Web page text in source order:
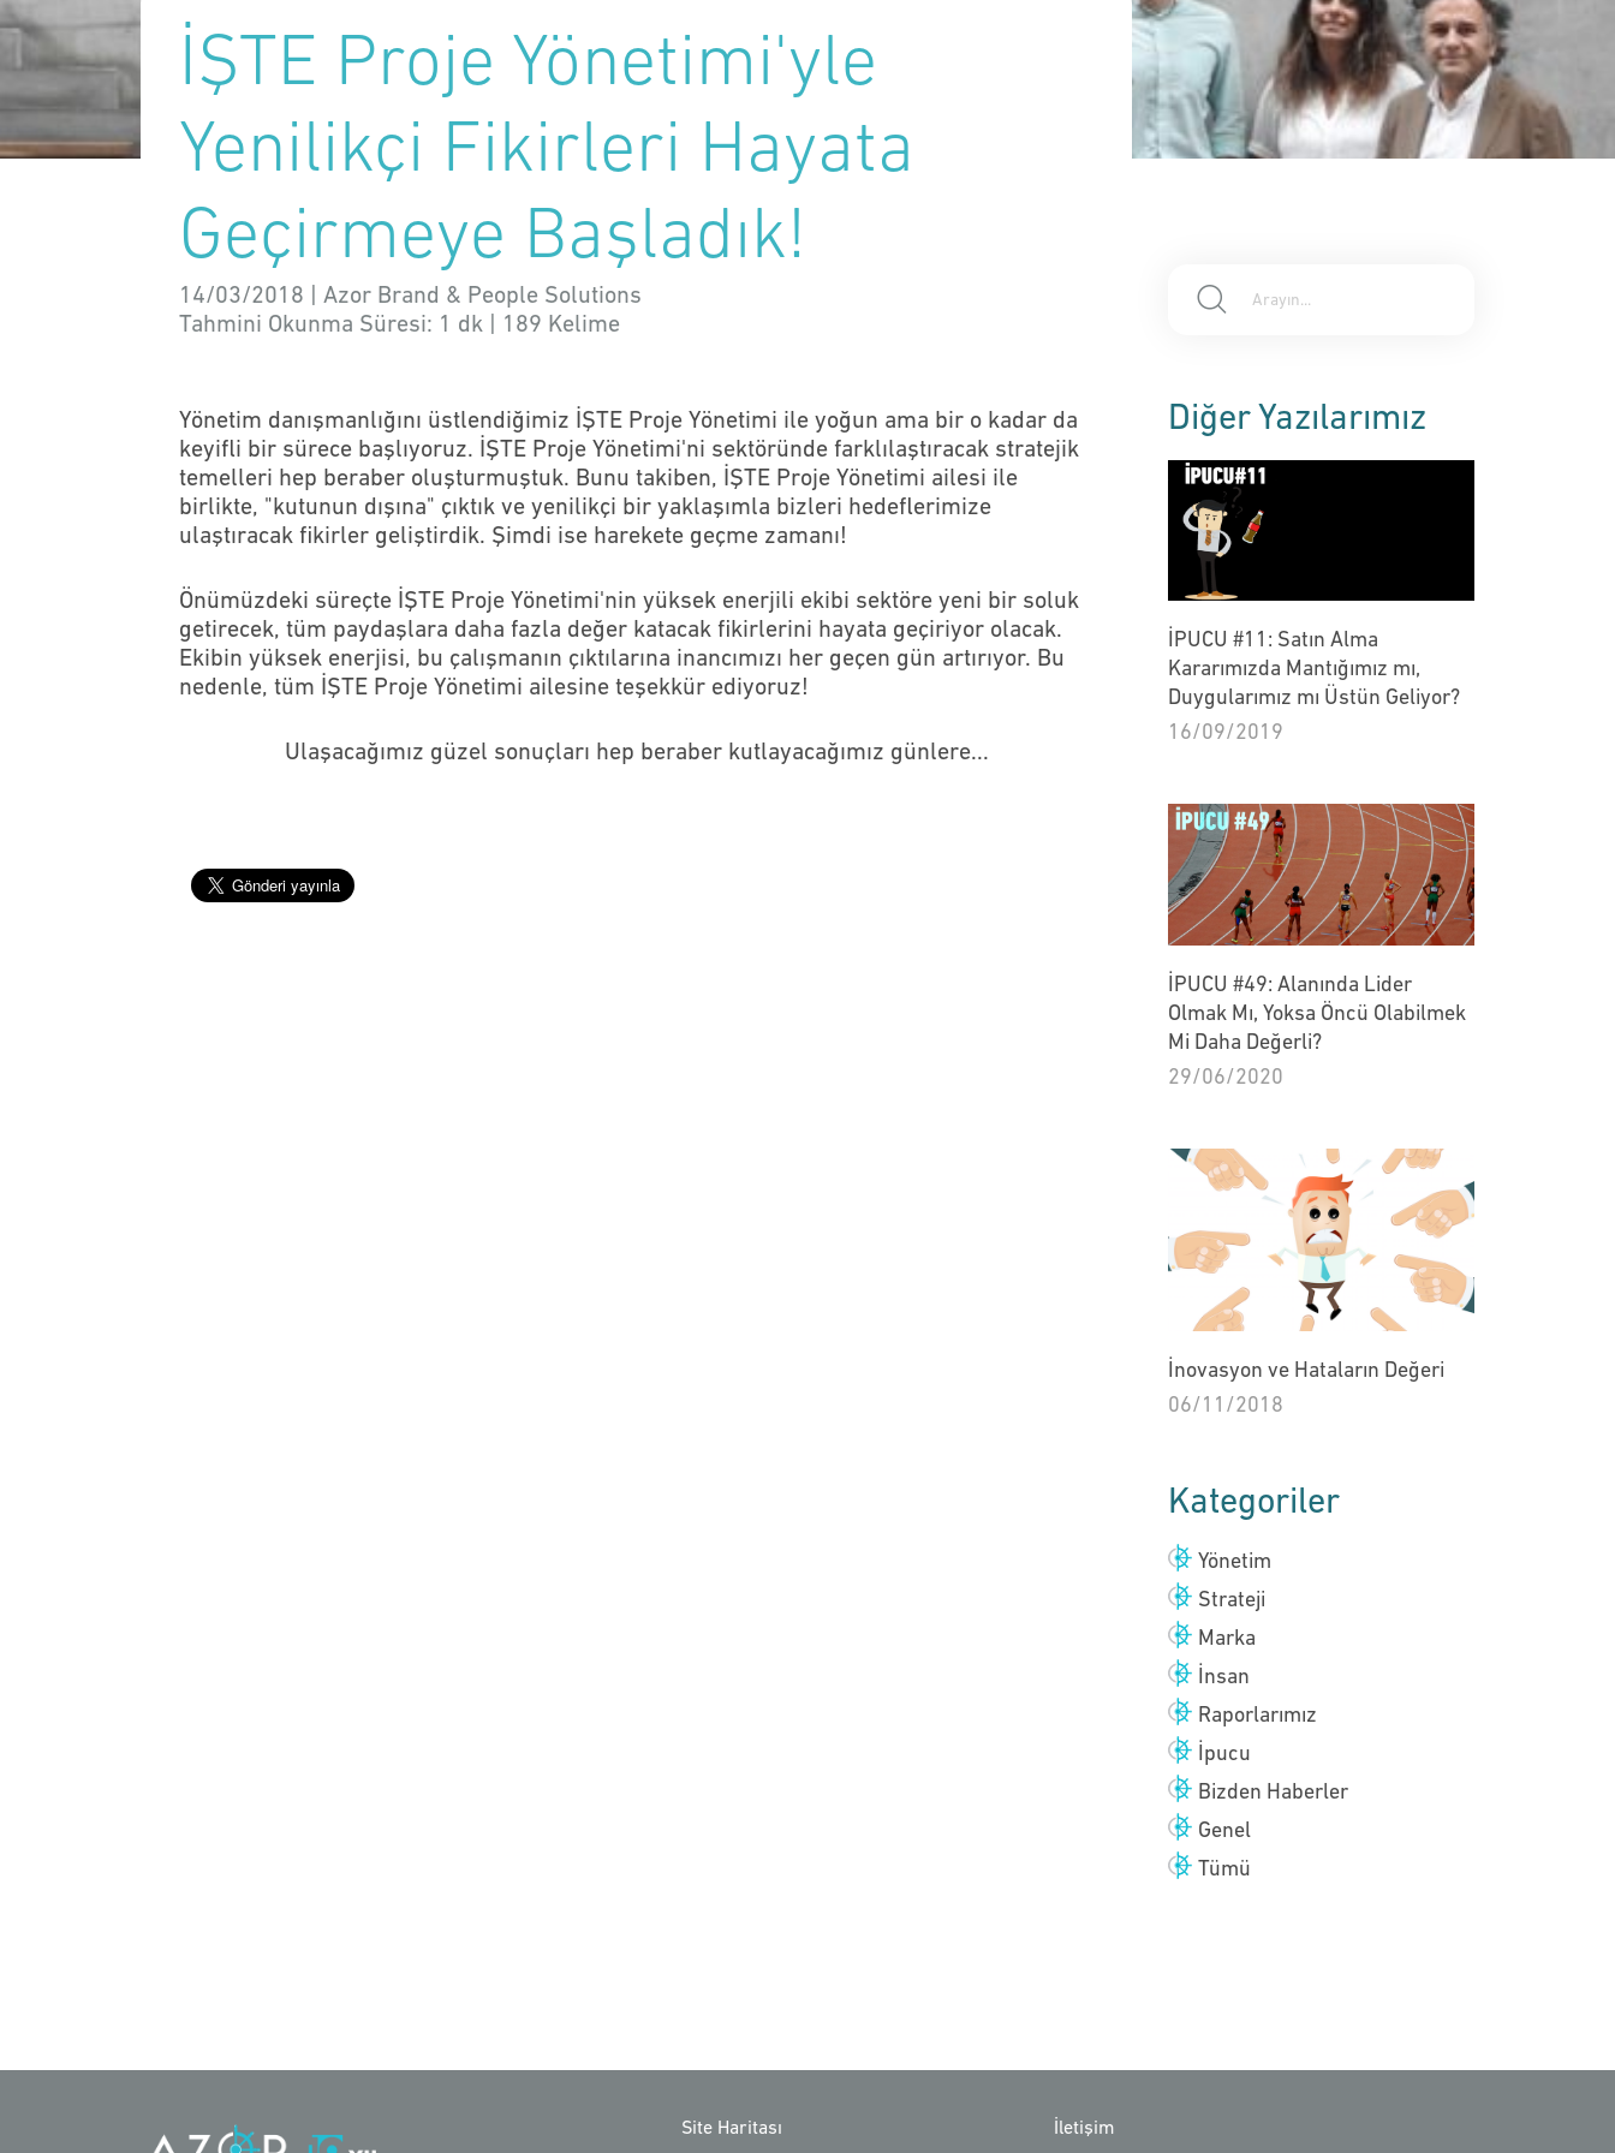
İŞTE Proje Yönetimi'yle
Yenilikçi Fikirleri Hayata
Geçirmeye Başladık!
14/03/2018 | Azor Brand & People Solutions
Tahmini Okunma Süresi: 1 dk 189 Kelime
Yönetim danışmanlığını üstlendiğimiz İŞTE Proje Yönetimi ile yoğun ama bir o kadar da
keyifli bir sürece başlıyoruz. İŞTE Proje Yönetimi'ni sektöründe farklılaştıracak stratejik
temelleri hep beraber oluşturmuştuk. Bunu takiben, İŞTE Proje Yönetimi ailesi ile
birlikte, "kutunun dışına" çıktık ve yenilikçi bir yaklaşımla bizleri hedeflerimize
ulaştıracak fikirler geliştirdik. Şimdi ise harekete geçme zamanı!
Önümüzdeki süreçte İŞTE Proje Yönetimi'nin yüksek enerjili ekibi sektöre yeni bir soluk
getirecek, tüm paydaşlara daha fazla değer katacak fikirlerini hayata geçiriyor olacak.
Ekibin yüksek enerjisi, bu çalışmanın çıktılarına inancımızı her geçen gün artırıyor. Bu
nedenle, tüm İŞTE Proje Yönetimi ailesine teşekkür ediyoruz!
Ulaşacağımız güzel sonuçları hep beraber kutlayacağımız günlere...
Diğer Yazılarımız
İPUCU #11: Satın Alma
Kararımızda Mantığımız mı,
Duygularımız mı Üstün Geliyor?
16/09/2019
İPUCU #49: Alanında Lider
Olmak Mı, Yoksa Öncü Olabilmek
Mi Daha Değerli?
29/06/2020
İnovasyon ve Hataların Değeri
06/11/2018
Kategoriler
Yönetim
Strateji
Marka
İnsan
Raporlarımız
İpucu
Bizden Haberler
Genel
Tümü
Site Haritası İletişim